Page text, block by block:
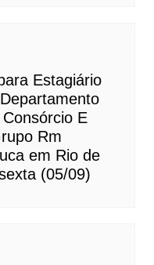
Estagiário
E
Rm
em Rio de
(05/09)